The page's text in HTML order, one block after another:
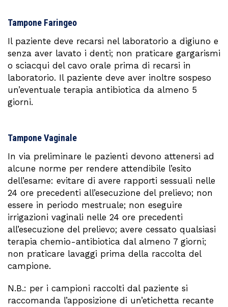
Tampone Faringeo
Il paziente deve recarsi nel laboratorio a digiuno e
senza aver lavato i denti; non praticare gargarismi
o sciacqui del cavo orale prima di recarsi in
laboratorio. Il paziente deve aver inoltre sospeso
un’eventuale terapia antibiotica da almeno 5
giorni.
Tampone Vaginale
In via preliminare le pazienti devono attenersi ad
alcune norme per rendere attendibile l’esito
dell’esame: evitare di avere rapporti sessuali nelle
24 ore precedenti all’esecuzione del prelievo; non
essere in periodo mestruale; non eseguire
irrigazioni vaginali nelle 24 ore precedenti
all’esecuzione del prelievo; avere cessato qualsiasi
terapia chemio-antibiotica dal almeno 7 giorni;
non praticare lavaggi prima della raccolta del
campione.
N.B.: per i campioni raccolti dal paziente si
raccomanda l’apposizione di un’etichetta recante